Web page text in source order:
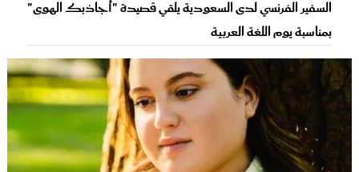
السفير الفرنسي لدى السعودية يلقي قصيدة "أجاذبك الهوى"
بمناسبة يوم اللغة العربية